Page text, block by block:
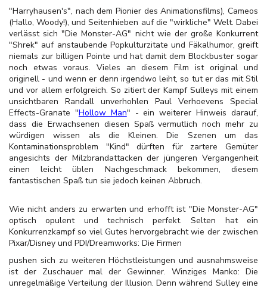
"Harryhausen's", nach dem Pionier des Animationsfilms), Cameos
(Hallo, Woody!), und Seitenhieben auf die "wirkliche" Welt. Dabei
verlässt sich "Die Monster-AG" nicht wie der große Konkurrent
"Shrek" auf anstaubende Popkulturzitate und Fäkalhumor, greift
niemals zur billigen Pointe und hat damit dem Blockbuster sogar
noch etwas voraus. Vieles an diesem Film ist original und
originell - und wenn er denn irgendwo leiht, so tut er das mit Stil
und vor allem erfolgreich. So zitiert der Kampf Sulleys mit einem
unsichtbaren Randall unverhohlen Paul Verhoevens Special
Effects-Granate "Hollow Man" - ein weiterer Hinweis darauf,
dass die Erwachsenen diesen Spaß vermutlich noch mehr zu
würdigen wissen als die Kleinen. Die Szenen um das
Kontaminationsproblem "Kind" dürften für zartere Gemüter
angesichts der Milzbrandattacken der jüngeren Vergangenheit
einen leicht üblen Nachgeschmack bekommen, diesem
fantastischen Spaß tun sie jedoch keinen Abbruch.
Wie nicht anders zu erwarten und erhofft ist "Die Monster-AG"
optisch opulent und technisch perfekt. Selten hat ein
Konkurrenzkampf so viel Gutes hervorgebracht wie der zwischen
Pixar/Disney und PDI/Dreamworks: Die Firmen
pushen sich zu weiteren Höchstleistungen und ausnahmsweise
ist der Zuschauer mal der Gewinner. Winziges Manko: Die
unregelmäßige Verteilung der Illusion. Denn während Sulley eine